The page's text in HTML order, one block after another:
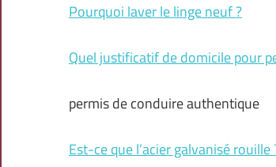
Pourquoi laver le linge neuf ?
Quel justificatif de domicile pour
permis de conduire authentique
Est-ce que l’acier galvanisé rouille